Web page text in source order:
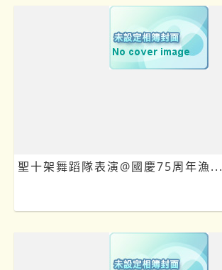
聖十架舞蹈隊表演@國慶75周年漁...